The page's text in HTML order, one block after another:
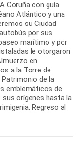
Coruña con guía
Atlántico y una
su Ciudad
por sus
marítimo y por
le otorgaron
en
a la Torre de
Patrimonio de la
emblemáticos de
sus orígenes hasta la
Regreso al